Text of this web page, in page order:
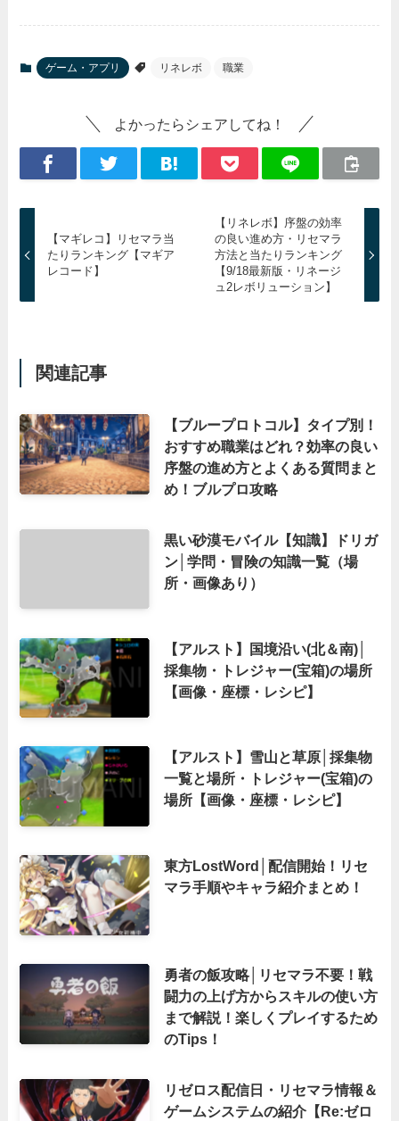
ゲーム・アプリ リネレボ 職業
よかったらシェアしてね！
【マギレコ】リセマラ当
たりランキング【マギア
レコード】
【リネレボ】序盤の効率
の良い進め方・リセマラ
方法と当たりランキング
【9/18最新版・リネージ
ュ2レボリューション】
関連記事
【ブループロトコル】タイプ別！
おすすめ職業はどれ？効率の良い
序盤の進め方とよくある質問まと
め！ブルプロ攻略
黒い砂漠モバイル【知識】ドリガ
ン│学問・冒険の知識一覧（場
所・画像あり）
【アルスト】国境沿い(北＆南)│
採集物・トレジャー(宝箱)の場所
【画像・座標・レシピ】
【アルスト】雪山と草原│採集物
一覧と場所・トレジャー(宝箱)の
場所【画像・座標・レシピ】
東方LostWord│配信開始！リセ
マラ手順やキャラ紹介まとめ！
勇者の飯攻略│リセマラ不要！戦
闘力の上げ方からスキルの使い方
まで解説！楽しくプレイするため
のTips！
リゼロス配信日・リセマラ情報＆
ゲームシステムの紹介【Re:ゼロ